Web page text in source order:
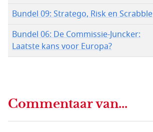
Bundel 09: Stratego, Risk en Scrabble
Bundel 06: De Commissie-Juncker:
Laatste kans voor Europa?
Commentaar van...